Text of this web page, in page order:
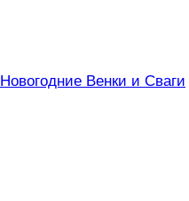
Новогодние Венки и Сваги